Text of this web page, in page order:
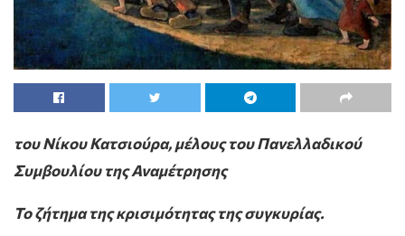
του Νίκου Κατσιούρα, μέλους του Πανελλαδικού
Συμβουλίου της Αναμέτρησης
Το ζήτημα της κρισιμότητας της συγκυρίας.